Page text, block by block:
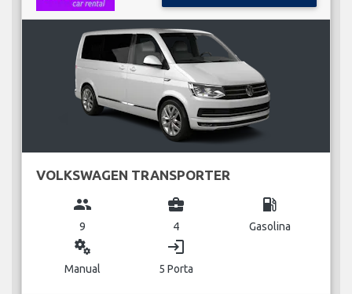
VOLKSWAGEN TRANSPORTER
group
9
business_center
4
local_gas_station
Gasolina
miscellaneous_services
Manual
login
5 Porta